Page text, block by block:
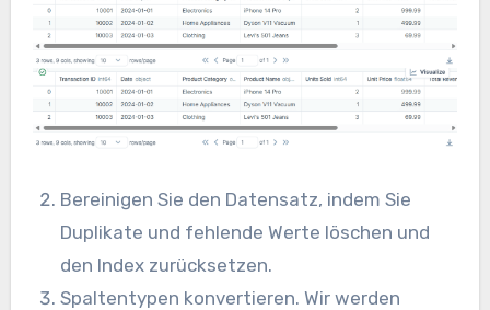
Bereinigen Sie den Datensatz, indem Sie
Duplikate und fehlende Werte löschen und
den Index zurücksetzen.
Spaltentypen konvertieren. Wir werden